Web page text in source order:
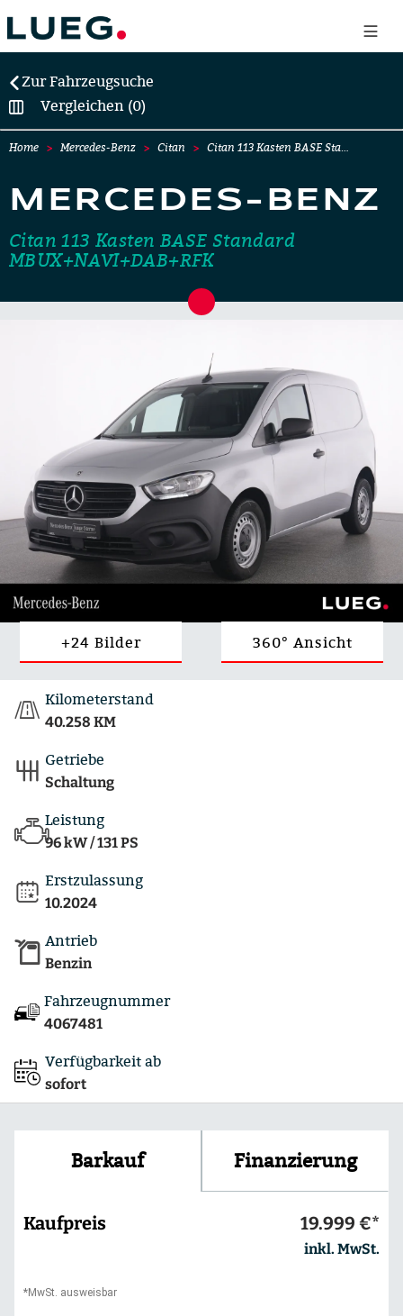
Zur Fahrzeugsuche
Vergleichen (0)
Home Mercedes-Benz Citan Citan 113 Kasten BASE Sta…
MERCEDES-BENZ
Citan 113 Kasten BASE Standard
MBUX+NAVI+DAB+RFK
+24 Bilder 360° Ansicht
Kilometerstand
40.258 KM
Getriebe
Schaltung
Leistung
96 kW / 131 PS
Erstzulassung
10.2024
Antrieb
Benzin
Fahrzeugnummer
4067481
Verfügbarkeit ab
sofort
Barkauf Finanzierung
Kaufpreis 19.999 €*
inkl. MwSt.
*MwSt. ausweisbar